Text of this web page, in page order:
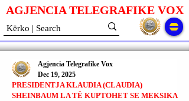
AGJENCIA TELEGRAFIKE VOX
PRESIDENTJA KLAUDIA (CLAUDIA)
SHEINBAUM LA TË KUPTOHET SE MEKSIKA
Agjencia Telegrafike Vox
Dec 19, 2025